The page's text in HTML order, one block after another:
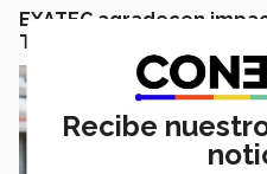
EXATEC agradecen
Tecnológico de Monterrey
Recibe